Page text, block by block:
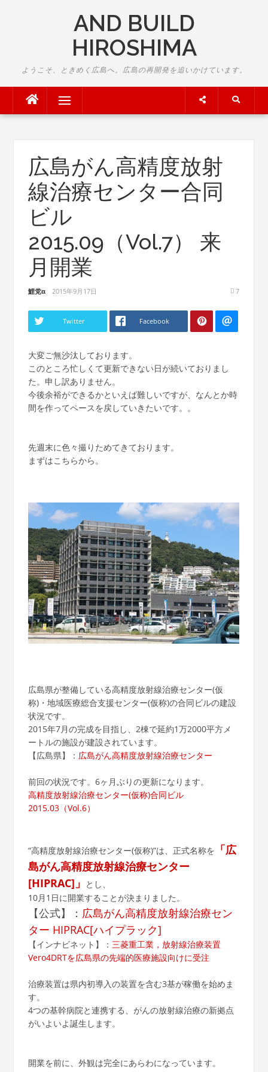
AND BUILD
HIROSHIMA
ようこそ、ときめく広島へ。広島の再開発を追いかけています。
Menu
広島がん高精度放射
線治療センター合同
ビル
2015.09（Vol.7） 来
月開業
鯉党α 2015年9月17日 7
Twitter Facebook
大変ご無沙汰しております。
このところ忙しくて更新できない日が続いておりまし
た。申し訳ありません。
今後余裕ができるかといえば難しいですが、なんとか時
間を作ってペースを戻していきたいです。。
先週末に色々撮りためてきております。
まずはこちらから。
広島県が整備している高精度放射線治療センター(仮
称)・地域医療総合支援センター(仮称)の合同ビルの建設
状況です。
2015年7月の完成を目指し、2棟で延約1万2000平方メ
ートルの施設が建設されています。
【広島県】： 広島がん高精度放射線治療センター
前回の状況です。6ヶ月ぶりの更新になります。
高精度放射線治療センター(仮称)合同ビル
2015.03（Vol.6）
“高精度放射線治療センター(仮称)”は、正式名称を 「広
島がん高精度放射線治療センター
[HIPRAC]」
とし、
10月1日に開業することが決まりました。
【公式】： 広島がん高精度放射線治療セン
ター HIPRAC[ハイプラック]
【インナビネット】： 三菱重工業，放射線治療装置
Vero4DRTを広島県の先端的医療施設向けに受注
治療装置は県内初導入の装置を含む3基が稼働を始めま
す。
4つの基幹病院と連携する、がんの放射線治療の新拠点
がいよいよ誕生します。
開業を前に、外観は完全にあらわになっています。